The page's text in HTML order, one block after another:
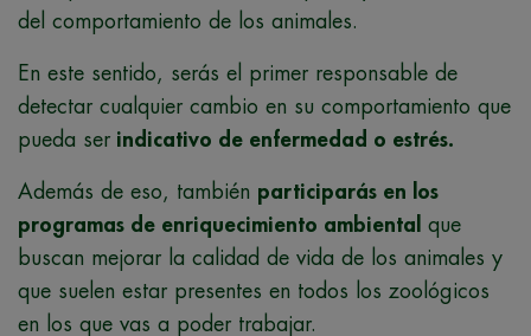
del comportamiento de los animales.
En este sentido, serás el primer responsable de
detectar cualquier cambio en su comportamiento que
pueda ser indicativo de enfermedad o estrés.
Además de eso, también participarás en los
programas de enriquecimiento ambiental
que
buscan mejorar la calidad de vida de los animales y
que suelen estar presentes en todos los zoológicos
en los que vas a poder trabajar.